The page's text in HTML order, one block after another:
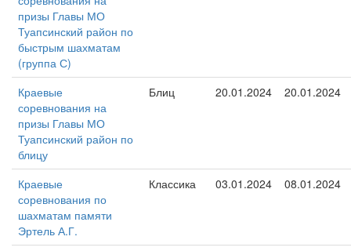
призы Главы МО
Туапсинский район по
быстрым шахматам
(группа С)
Краевые
соревнования на
призы Главы МО
Туапсинский район по
блицу
Блиц 20.01.2024 20.01.2024
Краевые
соревнования по
шахматам памяти
Эртель А.Г.
Классика 03.01.2024 08.01.2024